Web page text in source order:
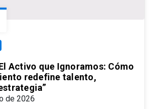
Activo que Ignoramos: Cómo
redefine talento,
de 2026